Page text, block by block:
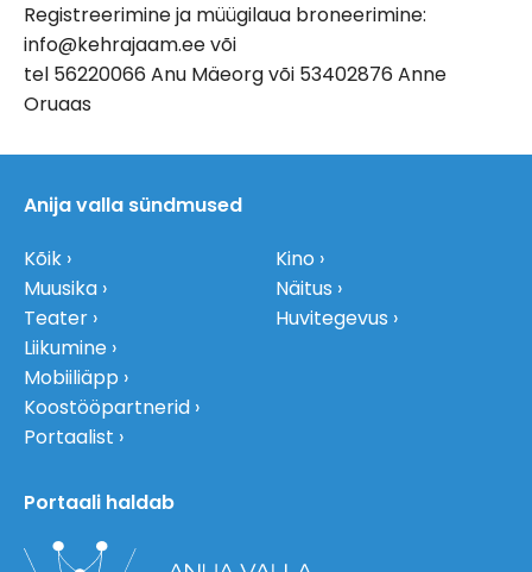
Registreerimine ja müügilaua broneerimine:
info@kehrajaam.ee või
tel 56220066 Anu Mäeorg või 53402876 Anne
Oruaas
Anija valla sündmused
Kõik
Muusika
Teater
Liikumine
Kino
Näitus
Huvitegevus
Mobiiliäpp
Koostööpartnerid
Portaalist
Portaali haldab